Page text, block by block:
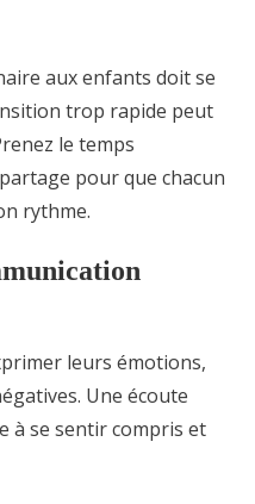
aux enfants doit se
trop rapide peut
le temps
pour que chacun
rythme.
leurs émotions,
Une écoute
à se sentir compris et